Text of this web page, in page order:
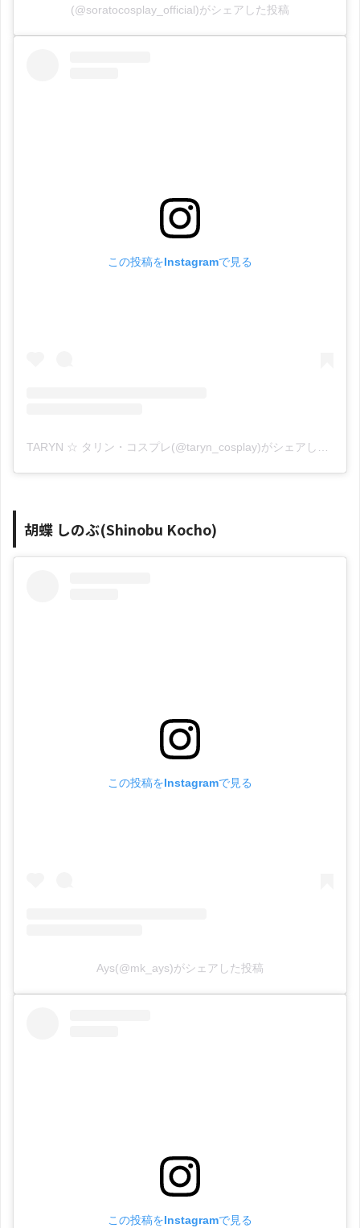
(@soratocosplay_official)がシェアした投稿
この投稿をInstagramで見る
胡蝶 しのぶ(Shinobu Kocho)
この投稿をInstagramで見る
Ays(@mk_ays)がシェアした投稿
この投稿をInstagramで見る